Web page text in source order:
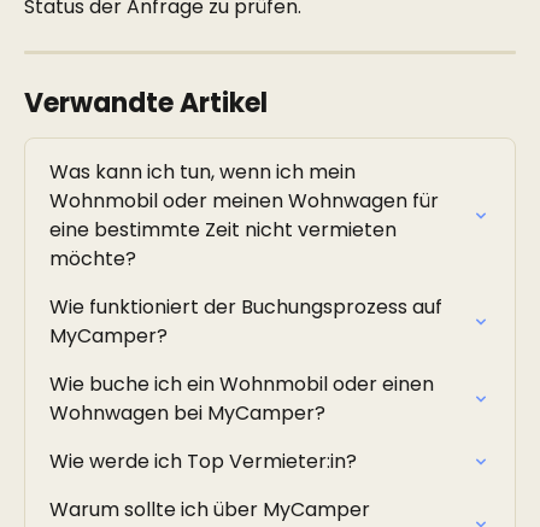
Status der Anfrage zu prüfen.
Verwandte Artikel
Was kann ich tun, wenn ich mein
Wohnmobil oder meinen Wohnwagen für
eine bestimmte Zeit nicht vermieten
möchte?
Wie funktioniert der Buchungsprozess auf
MyCamper?
Wie buche ich ein Wohnmobil oder einen
Wohnwagen bei MyCamper?
Wie werde ich Top Vermieter:in?
Warum sollte ich über MyCamper